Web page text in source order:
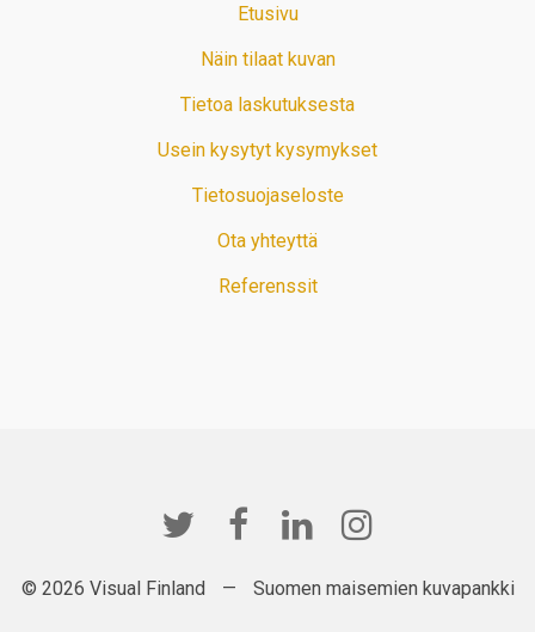
Etusivu
Näin tilaat kuvan
Tietoa laskutuksesta
Usein kysytyt kysymykset
Tietosuojaseloste
Ota yhteyttä
Referenssit
© 2026 Visual Finland — Suomen maisemien kuvapankki